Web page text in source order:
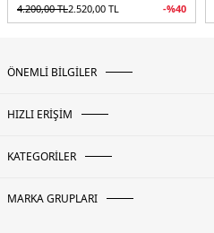
4.200,00TL2.520,00 TL -%40
ÖNEMLİ BİLGİLER
HIZLI ERİŞİM
KATEGORİLER
MARKA GRUPLARI